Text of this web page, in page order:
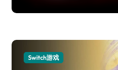
Switch游戏